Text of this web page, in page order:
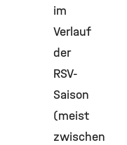
im
Verlauf
der
RSV-
Saison
(meist
zwischen